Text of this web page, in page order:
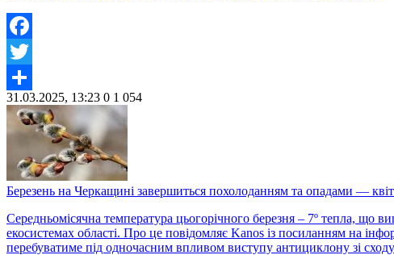
Facebook
Twitter
Share
31.03.2025, 13:23 0 1 054
Березень на Черкащині завершиться похолоданням та опадами —
Середньомісячна температура цьогорічного березня – 7º тепла, що
екосистемах області. Про це повідомляє Kanos із посиланням на
перебуватиме під одночасним впливом виступу антициклону зі